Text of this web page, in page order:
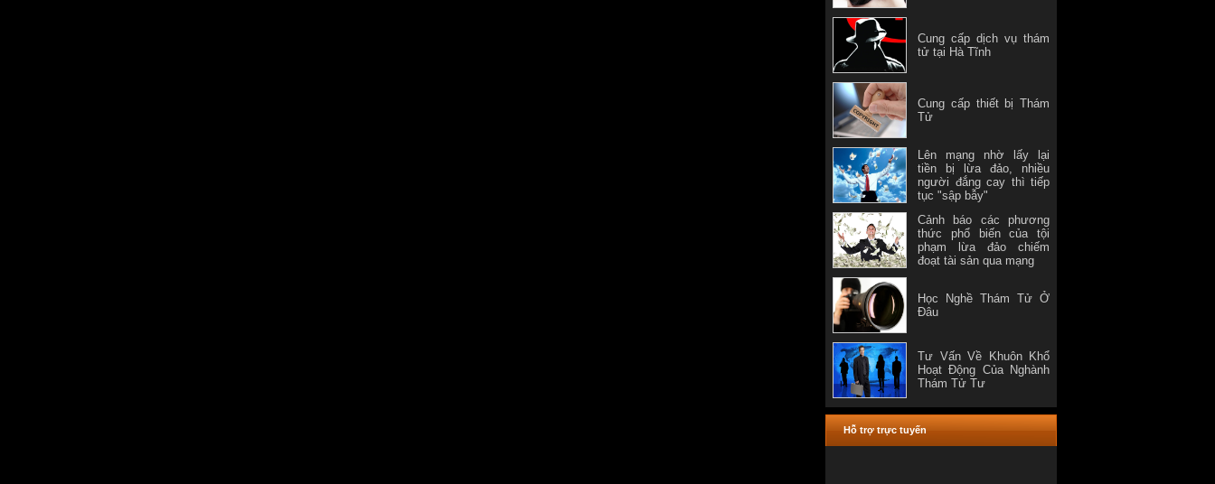
Cung cấp dịch vụ thám
tử tại Hà Tĩnh
Cung cấp thiết bị Thám
Tử
Lên mạng nhờ lấy lại
tiền bị lừa đảo, nhiều
người đắng cay thì tiếp
tục "sập bẫy"
Cảnh báo các phương
thức phổ biến của tội
phạm lừa đảo chiếm
đoạt tài sản qua mạng
Học Nghề Thám Tử Ở
Đâu
Tư Vấn Về Khuôn Khổ
Hoạt Động Của Nghành
Thám Tử Tư
Hỗ trợ trực tuyến